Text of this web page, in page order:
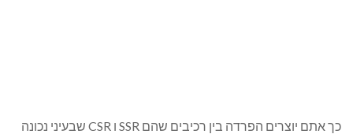
כך אתם יוצרים הפרדה בין רכיבים שהם SSR ו CSR שבעיני נכונה